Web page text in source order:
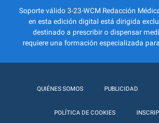
Soporte válido 3-23-WCM Redacción
en esta edición digital está dirigida
destinado a prescribir o dispensar
requiere una formación especializada
QUIÉNES SOMOS PUBLICIDAD
POLÍTICA DE COOKIES